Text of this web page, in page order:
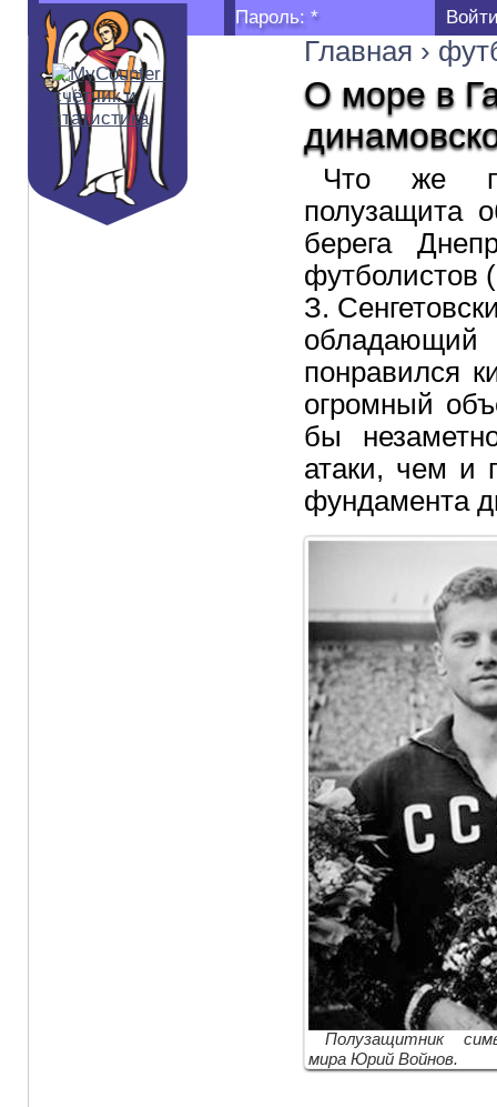
Логин:* Пароль: *
Главная ›
О море в
Что же
полузащита
берега
футболистов
З.
обладающий
понравился
огромный
бы
атаки, чем и
фундамента
Полузащитник
мира Юрий Войнов.